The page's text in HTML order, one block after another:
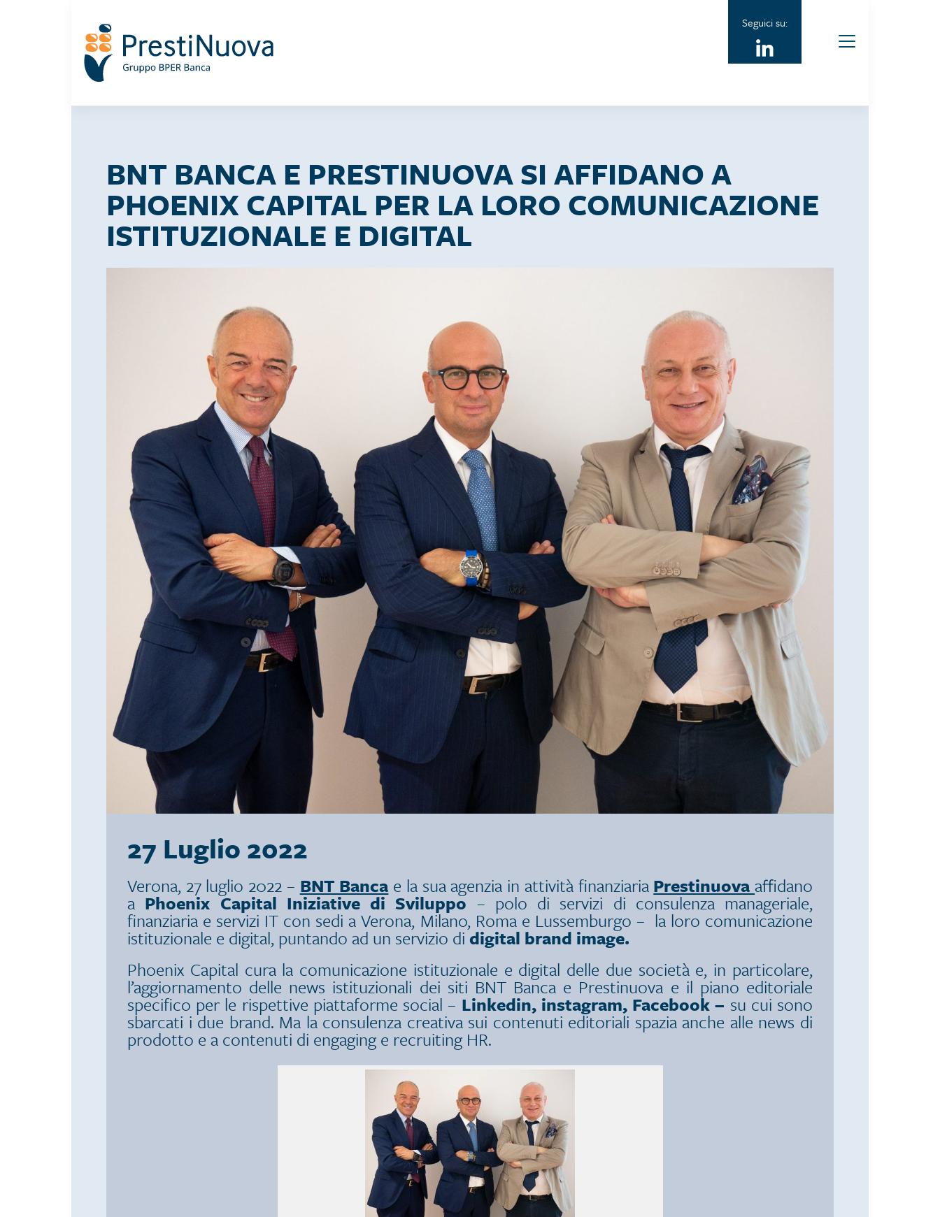
Seguici su:
BNT BANCA E PRESTINUOVA SI AFFIDANO A
PHOENIX CAPITAL PER LA LORO COMUNICAZIONE
ISTITUZIONALE E DIGITAL
27 Luglio 2022
Verona, 27 luglio 2022 – BNT Banca e la sua agenzia in attività finanziaria Prestinuova affidano
a Phoenix Capital Iniziative di Sviluppo – polo di servizi di consulenza manageriale,
finanziaria e servizi IT con sedi a Verona, Milano, Roma e Lussemburgo – la loro comunicazione
istituzionale e digital, puntando ad un servizio didigital brand image.
Phoenix Capital cura la comunicazione istituzionale e digital delle due società e, in particolare,
l’aggiornamento delle news istituzionali dei siti BNT Banca e Prestinuova e il piano editoriale
specifico per le rispettive piattaforme social – Linkedin, instagram, Facebook – su cui sono
sbarcati i due brand. Ma la consulenza creativa sui contenuti editoriali spazia anche alle news di
prodotto e a contenuti di engaging e recruiting HR.